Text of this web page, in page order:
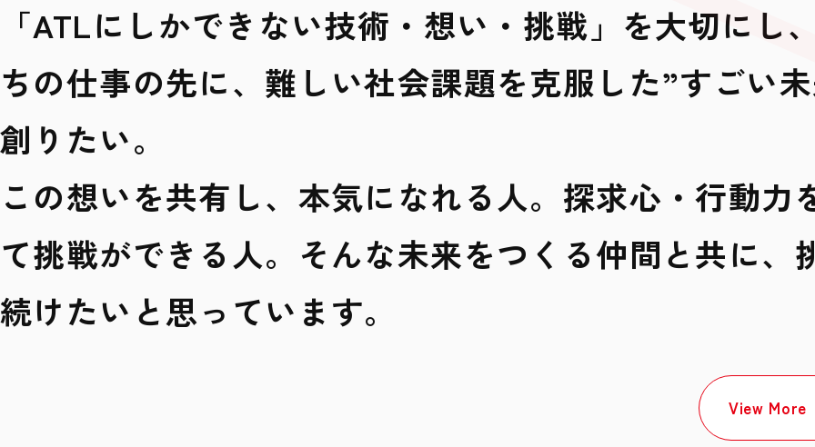
「ATLにしかできない技術・想い・挑戦」を大切にし
ちの仕事の先に、難しい社会課題を克服した”すごい
創りたい。
この想いを共有し、本気になれる人。探求心・行動力
て挑戦ができる人。そんな未来をつくる仲間と共に、
続けたいと思っています。
View More